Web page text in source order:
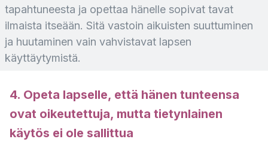
tapahtuneesta ja opettaa hänelle sopivat tavat
ilmaista itseään. Sitä vastoin aikuisten suuttuminen
ja huutaminen vain vahvistavat lapsen
käyttäytymistä.
4. Opeta lapselle, että hänen tunteensa
ovat oikeutettuja, mutta tietynlainen
käytös ei ole sallittua